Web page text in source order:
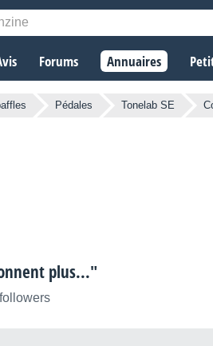
Forums Annuaires
Pédales Tonelab SE
plus..."